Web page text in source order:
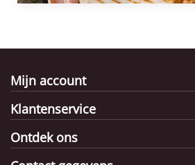
Mijn account
Klantenservice
Ontdek ons